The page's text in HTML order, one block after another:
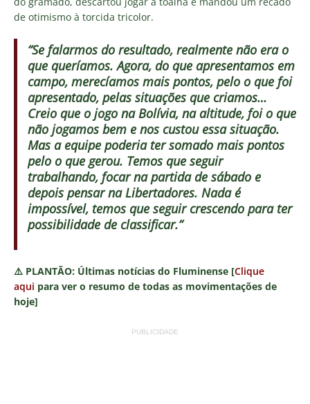
de otimismo à torcida tricolor.
“Se falarmos do resultado, realmente não era o
que queríamos. Agora, do que apresentamos em
campo, merecíamos mais pontos, pelo o que foi
apresentado, pelas situações que criamos…
Creio que o jogo na Bolívia, na altitude, foi o que
não jogamos bem e nos custou essa situação.
Mas a equipe poderia ter somado mais pontos
pelo o que gerou. Temos que seguir
trabalhando, focar na partida de sábado e
depois pensar na Libertadores. Nada é
impossível, temos que seguir crescendo para ter
possibilidade de classificar.”
⚠️ PLANTÃO: Últimas notícias do Fluminense [Clique
aqui para ver o resumo de todas as movimentações de
hoje]
PUBLICIDADE